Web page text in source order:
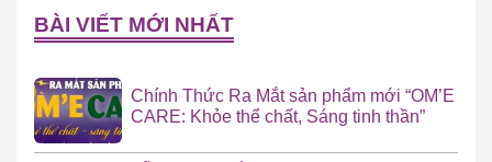
BÀI VIẾT MỚI NHẤT
Chính Thức Ra Mắt sản phẩm mới “OM’E
CARE: Khỏe thể chất, Sáng tinh thần”